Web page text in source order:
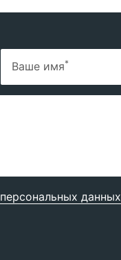
Ваше имя*
данных